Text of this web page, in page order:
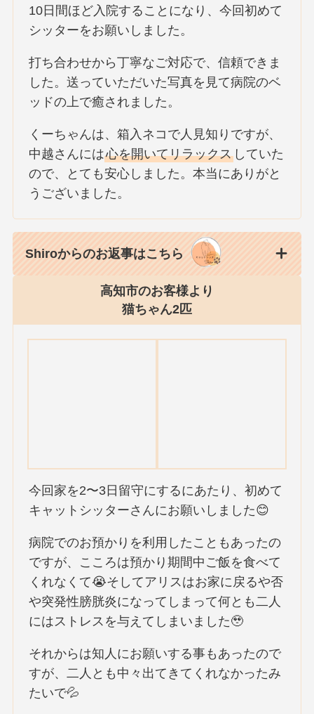
10日間ほど入院することになり、今回初めて
シッターをお願いしました。
打ち合わせから丁寧なご対応で、信頼できま
した。送っていただいた写真を見て病院のベ
ッドの上で癒されました。
くーちゃんは、箱入ネコで人見知りですが、
中越さんには心を開いてリラックス していた
ので、とても安心しました。本当にありがと
うございました。
Shiroからのお返事はこちら
高知市のお客様より
猫ちゃん2匹
今回家を2〜3日留守にするにあたり、初めて
キャットシッターさんにお願いしました😊
病院でのお預かりを利用したこともあったの
ですが、こころは預かり期間中ご飯を食べて
くれなくて😭そしてアリスはお家に戻るや否
や突発性膀胱炎になってしまって何とも二人
にはストレスを与えてしまいました🥹
それからは知人にお願いする事もあったので
すが、二人とも中々出てきてくれなかったみ
たいで💦